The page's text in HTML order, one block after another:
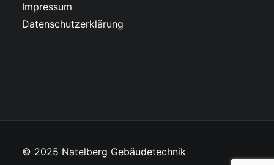
Impressum
Datenschutzerklärung
© 2025 Natelberg Gebäudetechnik